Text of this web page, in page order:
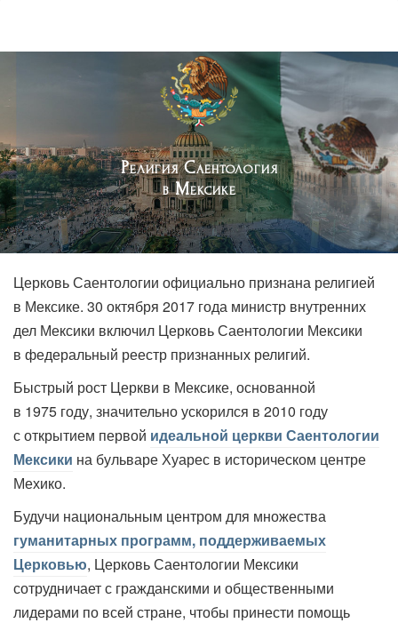
Религия Саентология
в Мексике
Церковь Саентологии официально признана религией
в Мексике. 30 октября 2017 года министр внутренних
дел Мексики включил Церковь Саентологии Мексики
в федеральный реестр признанных религий.
Быстрый рост Церкви в Мексике, основанной
в 1975 году, значительно ускорился в 2010 году
с открытием первой идеальной церкви Саентологии
Мексики на бульваре Хуарес в историческом центре
Мехико.
Будучи национальным центром для множества
гуманитарных программ, поддерживаемых
Церковью, Церковь Саентологии Мексики
сотрудничает с гражданскими и общественными
лидерами по всей стране, чтобы принести помощь